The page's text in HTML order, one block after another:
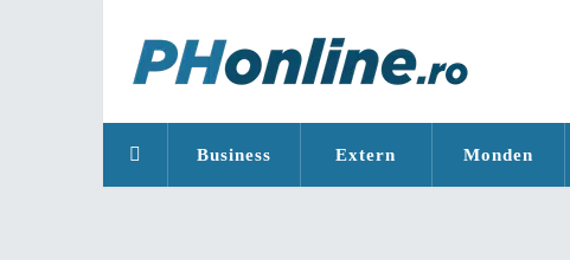
Business Extern Monden